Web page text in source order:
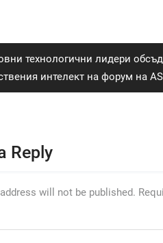
технологични лидери
интелект на форум на
Reply
will not be published.